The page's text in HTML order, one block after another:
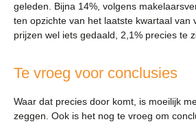
geleden. Bijna 14%, volgens
ten opzichte van het laatste kwartaal van
prijzen wel iets gedaald, 2,1% precies te
Te vroeg voor conclusies
Waar dat precies door komt, is moeilijk
zeggen. Ook is het nog te vroeg om